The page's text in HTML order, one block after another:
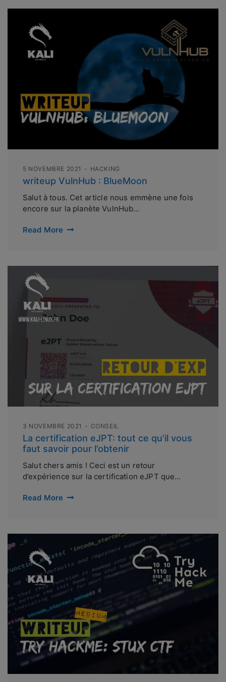
5 NOVEMBRE 2021 HACKING
writeup VulnHub : BlueMoon
Salut à tous. Cet article nous emmène une fois
encore sur la planète VulnHub…
Read More
3 NOVEMBRE 2021 CONSEIL
La certification eJPT: tout ce qu’il vous
faut savoir pour l’obtenir
Salut chers amis ! Ceci est un retour
d’expérience sur la certification eJPT que…
Read More